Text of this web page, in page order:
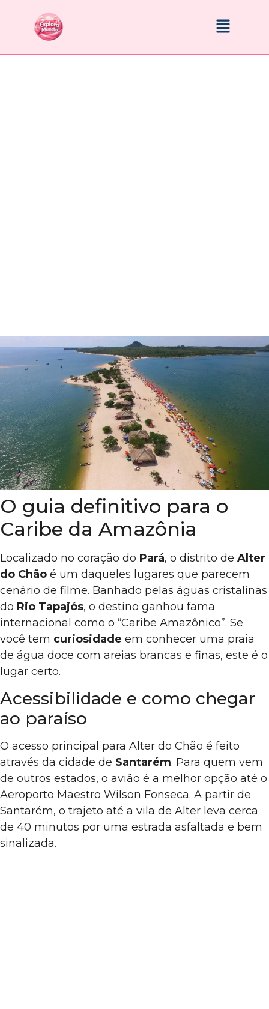
O guia definitivo para o
Caribe da Amazônia
Localizado no coração do Pará, o distrito de Alter
do Chão é um daqueles lugares que parecem
cenário de filme. Banhado pelas águas cristalinas
do Rio Tapajós, o destino ganhou fama
internacional como o “Caribe Amazônico”. Se
você tem curiosidade em conhecer uma praia
de água doce com areias brancas e finas, este é o
lugar certo.
Acessibilidade e como chegar
ao paraíso
O acesso principal para Alter do Chão é feito
através da cidade de Santarém. Para quem vem
de outros estados, o avião é a melhor opção até o
Aeroporto Maestro Wilson Fonseca. A partir de
Santarém, o trajeto até a vila de Alter leva cerca
de 40 minutos por uma estrada asfaltada e bem
sinalizada.